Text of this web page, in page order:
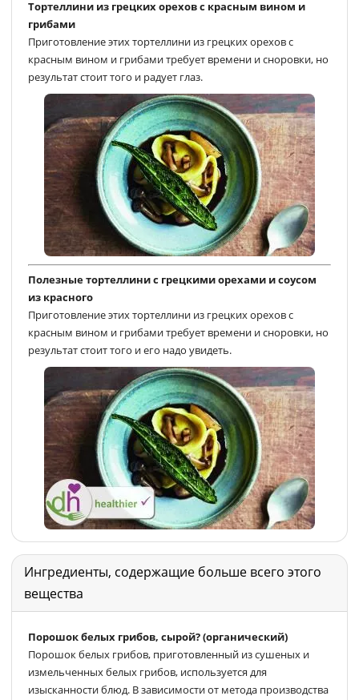
Тортеллини из грецких орехов с красным вином и
грибами
Приготовление этих тортеллини из грецких орехов с
красным вином и грибами требует времени и сноровки, но
результат стоит того и радует глаз.
Полезные тортеллини с грецкими орехами и соусом
из красного
Приготовление этих тортеллини из грецких орехов с
красным вином и грибами требует времени и сноровки, но
результат стоит того и его надо увидеть.
Ингредиенты, содержащие больше всего этого
вещества
Порошок белых грибов, сырой? (органический)
Порошок белых грибов, приготовленный из сушеных и
измельченных белых грибов, используется для
изысканности блюд. В зависимости от метода производства